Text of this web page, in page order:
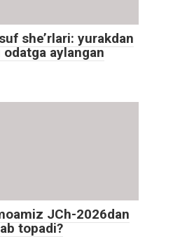
she’rlari: yurakdan
aylangan
JCh-2026dan
topadi?